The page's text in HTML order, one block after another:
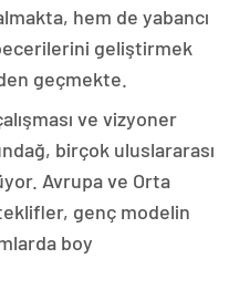
hem de yabancı
geliştirmek
geçmekte.
ve vizyoner
birçok uluslararası
Avrupa ve Orta
genç modelin
boy